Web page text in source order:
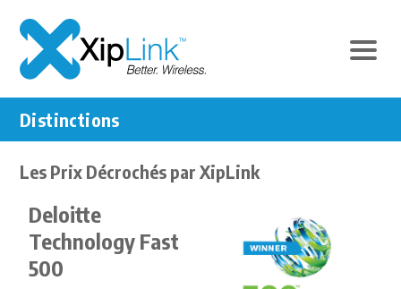
Distinctions
Les Prix Décrochés par XipLink
Deloitte
Technology Fast
500